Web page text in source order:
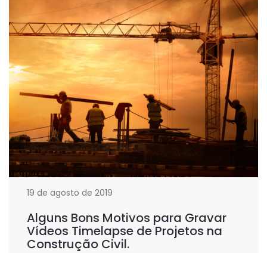
19 de agosto de 2019
Alguns Bons Motivos para Gravar
Vídeos Timelapse de Projetos na
Construção Civil.